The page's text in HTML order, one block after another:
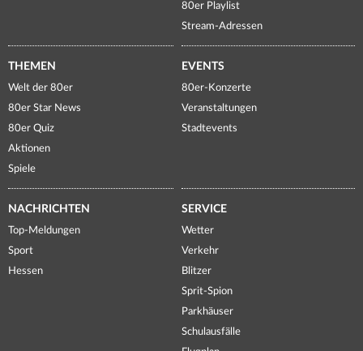
80er Playlist
Stream-Adressen
THEMEN
Welt der 80er
80er Star News
80er Quiz
Aktionen
Spiele
EVENTS
80er-Konzerte
Veranstaltungen
Stadtevents
NACHRICHTEN
Top-Meldungen
Sport
Hessen
SERVICE
Wetter
Verkehr
Blitzer
Sprit-Spion
Parkhäuser
Schulausfälle